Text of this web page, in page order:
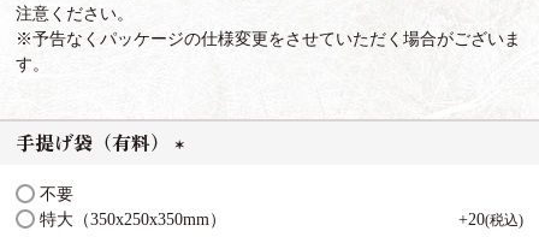
注意ください。
※予告なくパッケージの仕様変更をさせていただく場合がございま
す。
手提げ袋（有料）
必
不要
特大（350x250x350mm）
+20 税込